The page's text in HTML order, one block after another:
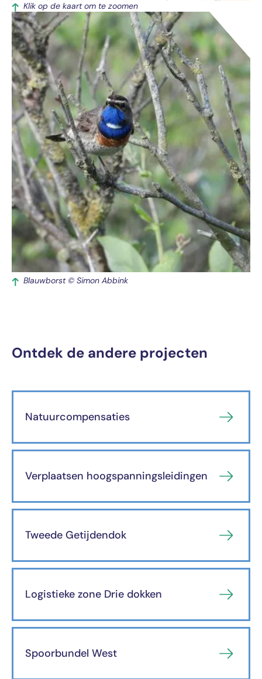
Klik op de kaart om te zoomen
Blauwborst © Simon Abbink
Ontdek de andere projecten
Natuurcompensaties
Verplaatsen hoogspanningsleidingen
Tweede Getijdendok
Logistieke zone Drie dokken
Spoorbundel West